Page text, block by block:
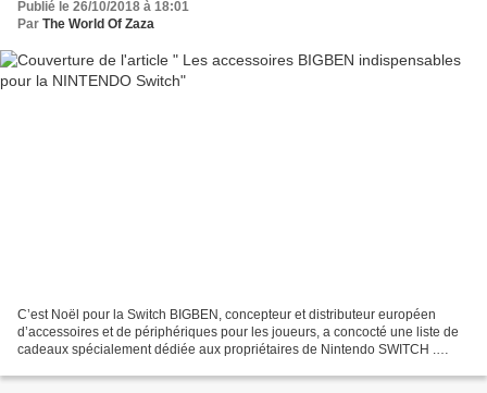
Publié le 26/10/2018 à 18:01
Par The World Of Zaza
C’est Noël pour la Switch BIGBEN, concepteur et distributeur européen
d’accessoires et de périphériques pour les joueurs, a concocté une liste de
cadeaux spécialement dédiée aux propriétaires de Nintendo SWITCH .